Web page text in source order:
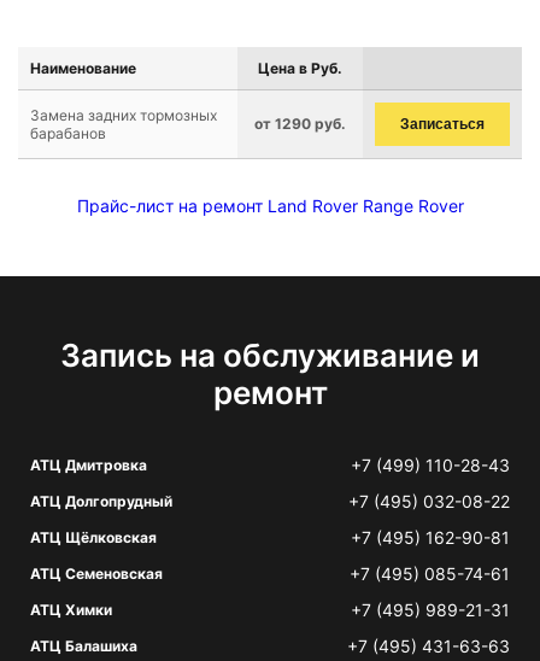
Наименование Цена в Руб.
Замена задних тормозных
барабанов
от 1290 руб. Записаться
Прайс-лист на ремонт Land Rover Range Rover
Запись на обслуживание и
ремонт
АТЦ Дмитровка +7 (499) 110-28-43
АТЦ Долгопрудный +7 (495) 032-08-22
АТЦ Щёлковская +7 (495) 162-90-81
АТЦ Семеновская +7 (495) 085-74-61
АТЦ Химки +7 (495) 989-21-31
АТЦ Балашиха +7 (495) 431-63-63